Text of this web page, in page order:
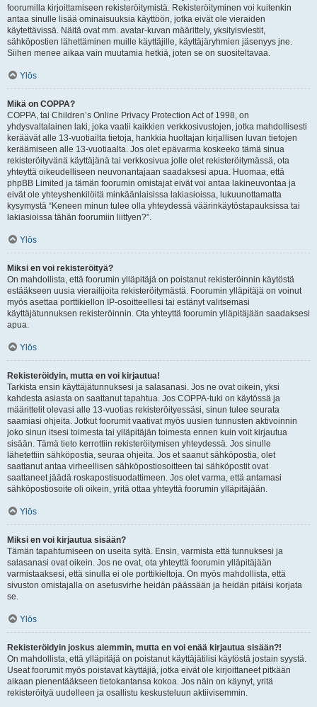
foorumilla kirjoittamiseen rekisteröitymistä. Rekisteröityminen voi kuitenkin
antaa sinulle lisää ominaisuuksia käyttöön, jotka eivät ole vieraiden
käytettävissä. Näitä ovat mm. avatar-kuvan määrittely, yksityisviestit,
sähköpostien lähettäminen muille käyttäjille, käyttäjäryhmien jäsenyys jne.
Siihen menee aikaa vain muutamia hetkiä, joten se on suositeltavaa.
Ylös
Mikä on COPPA?
COPPA, tai Children’s Online Privacy Protection Act of 1998, on
yhdysvaltalainen laki, joka vaatii kaikkien verkkosivustojen, jotka mahdollisesti
keräävät alle 13-vuotiailta tietoja, hankkia huoltajan kirjallisen luvan tietojen
keräämiseen alle 13-vuotiaalta. Jos olet epävarma koskeeko tämä sinua
rekisteröityvänä käyttäjänä tai verkkosivua jolle olet rekisteröitymässä, ota
yhteyttä oikeudelliseen neuvonantajaan saadaksesi apua. Huomaa, että
phpBB Limited ja tämän foorumin omistajat eivät voi antaa lakineuvontaa ja
eivät ole yhteyshenkilöitä minkäänlaisissa lakiasioissa, lukuunottamatta
kysymystä “Keneen minun tulee olla yhteydessä väärinkäytöstapauksissa tai
lakiasioissa tähän foorumiin liittyen?”.
Ylös
Miksi en voi rekisteröityä?
On mahdollista, että foorumin ylläpitäjä on poistanut rekisteröinnin käytöstä
estääkseen uusia vierailijoita rekisteröitymästä. Foorumin ylläpitäjä on voinut
myös asettaa porttikiellon IP-osoitteellesi tai estänyt valitsemasi
käyttäjätunnuksen rekisteröinnin. Ota yhteyttä foorumin ylläpitäjään saadaksesi
apua.
Ylös
Rekisteröidyin, mutta en voi kirjautua!
Tarkista ensin käyttäjätunnuksesi ja salasanasi. Jos ne ovat oikein, yksi
kahdesta asiasta on saattanut tapahtua. Jos COPPA-tuki on käytössä ja
määrittelit olevasi alle 13-vuotias rekisteröityessäsi, sinun tulee seurata
saamiasi ohjeita. Jotkut foorumit vaativat myös uusien tunnusten aktivoinnin
joko sinun itsesi toimesta tai ylläpitäjän toimesta ennen kuin voit kirjautua
sisään. Tämä tieto kerrottiin rekisteröitymisen yhteydessä. Jos sinulle
lähetettiin sähköpostia, seuraa ohjeita. Jos et saanut sähköpostia, olet
saattanut antaa virheellisen sähköpostiosoitteen tai sähköpostit ovat
saattaneet jäädä roskapostisuodattimeen. Jos olet varma, että antamasi
sähköpostiosoite oli oikein, yritä ottaa yhteyttä foorumin ylläpitäjään.
Ylös
Miksi en voi kirjautua sisään?
Tämän tapahtumiseen on useita syitä. Ensin, varmista että tunnuksesi ja
salasanasi ovat oikein. Jos ne ovat, ota yhteyttä foorumin ylläpitäjään
varmistaaksesi, että sinulla ei ole porttikieltoja. On myös mahdollista, että
sivuston omistajalla on asetusvirhe heidän päässään ja heidän pitäisi korjata
se.
Ylös
Rekisteröidyin joskus aiemmin, mutta en voi enää kirjautua sisään?!
On mahdollista, että ylläpitäjä on poistanut käyttäjätilisi käytöstä jostain syystä.
Useat foorumit myös poistavat käyttäjiä, jotka eivät ole kirjoittaneet pitkään
aikaan pienentääkseen tietokantansa kokoa. Jos näin on käynyt, yritä
rekisteröityä uudelleen ja osallistu keskusteluun aktiivisemmin.